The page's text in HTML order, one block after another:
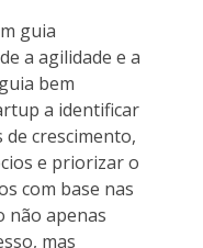
guia
a agilidade e a
bem
a identificar
crescimento,
e priorizar o
com base nas
não apenas
mas